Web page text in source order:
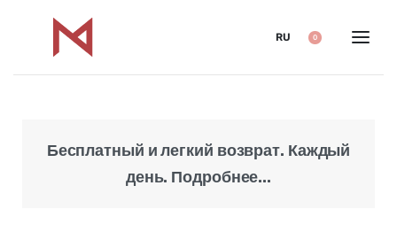
RU 0
Бесплатный и легкий возврат. Каждый
день. Подробнее...